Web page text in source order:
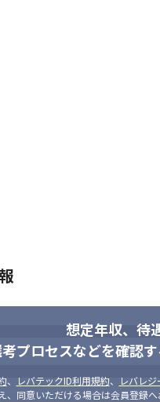
想定年収、待
プロセスなどを確認
、 レバテックID利用規約、 レバレ
、同意いただける場合は会員登録へ